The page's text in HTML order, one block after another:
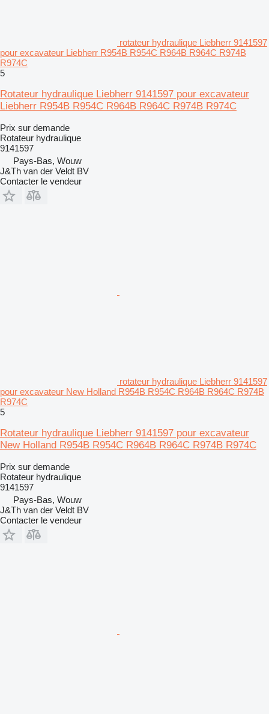
rotateur hydraulique Liebherr 9141597
pour excavateur Liebherr R954B R954C R964B R964C R974B
R974C
5
Rotateur hydraulique Liebherr 9141597 pour excavateur
Liebherr R954B R954C R964B R964C R974B R974C
Prix sur demande
Rotateur hydraulique
9141597
Pays-Bas, Wouw
J&Th van der Veldt BV
Contacter le vendeur
rotateur hydraulique Liebherr 9141597
pour excavateur New Holland R954B R954C R964B R964C R974B
R974C
5
Rotateur hydraulique Liebherr 9141597 pour excavateur
New Holland R954B R954C R964B R964C R974B R974C
Prix sur demande
Rotateur hydraulique
9141597
Pays-Bas, Wouw
J&Th van der Veldt BV
Contacter le vendeur